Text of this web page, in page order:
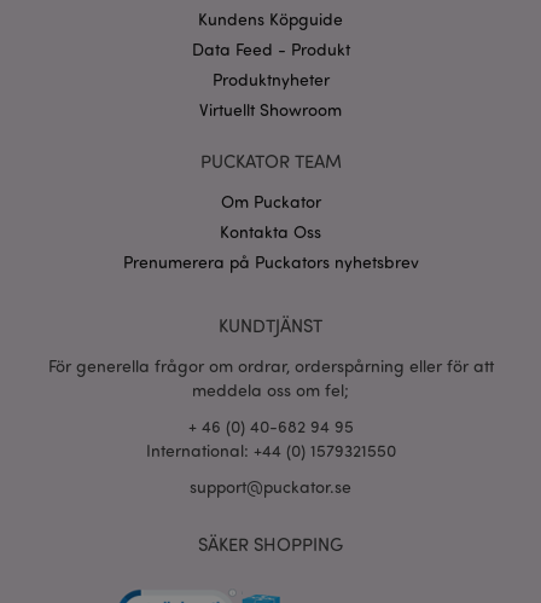
Kundens Köpguide
Data Feed - Produkt
Produktnyheter
Virtuellt Showroom
PUCKATOR TEAM
Om Puckator
Kontakta Oss
Prenumerera på Puckators nyhetsbrev
KUNDTJÄNST
För generella frågor om ordrar, orderspårning eller för att
meddela oss om fel;
+ 46 (0) 40-682 94 95
International: +44 (0) 1579321550
support@puckator.se
SÄKER SHOPPING
recently_viewed_product_previous
searchReport-log
Adobe Inc.
recently_compared_product_previous
product_data_storage
sekretesspolicy